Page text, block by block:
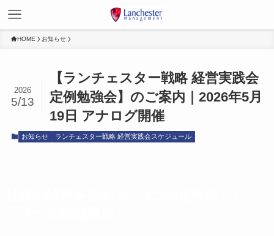
HOME お知らせ
【ランチェスター戦略 経営実践会
定例勉強会】のご案内｜2026年5月
19日 アナログ開催
2026
5/13
お知らせ ランチェスター戦略 経営実践会スケジュール